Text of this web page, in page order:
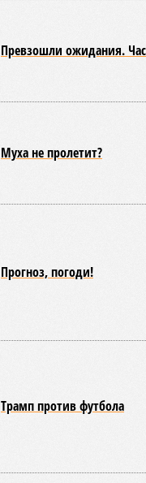
Превзошли ожидания.
Муха не пролетит?
Прогноз, погоди!
Трамп против футбола